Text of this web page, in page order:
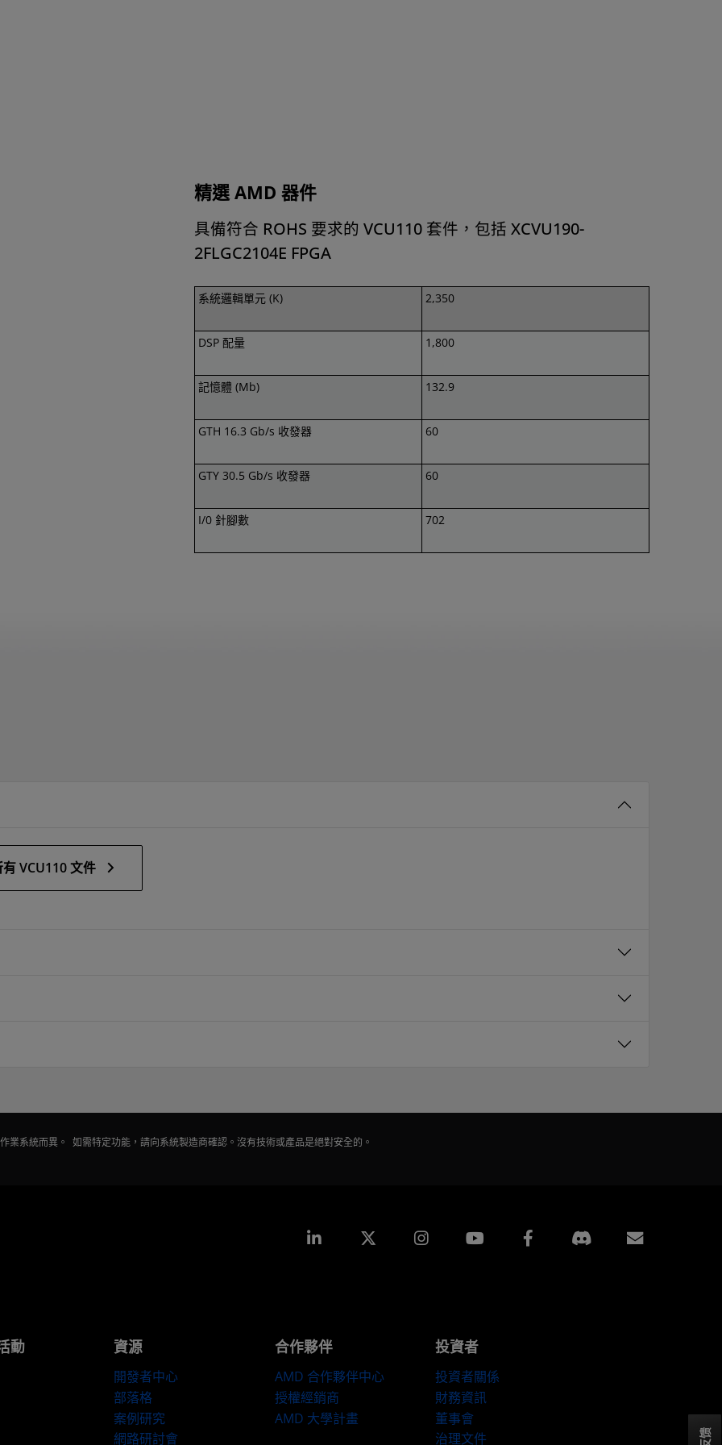
精選 AMD 器件
具備符合 ROHS 要求的 VCU110 套件，包括 XCVU190-
2FLGC2104E FPGA
系統邏輯單元 (K) 2,350
DSP 配量 1,800
記憶體 (Mb) 132.9
GTH 16.3 Gb/s 收發器 60
GTY 30.5 Gb/s 收發器 60
I/0 針腳數 702
VCU110 文件
系統而異。 如需特定功能，請向系統製造商確認。沒有技術或產品是絕對安全的。
Linkedin Instagram Facebook
動 資源
開發者中心
部落格
案例研究
網路研討會
合作夥伴
AMD 合作夥伴中心
授權經銷商
AMD 大學計畫
投資者
投資者關係
財務資訊
董事會
治理文件
反馈